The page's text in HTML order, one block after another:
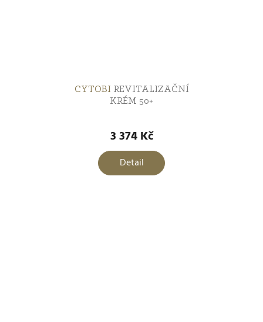
CYTOBI REVITALIZAČNÍ
KRÉM 50+
3 374 Kč
Detail